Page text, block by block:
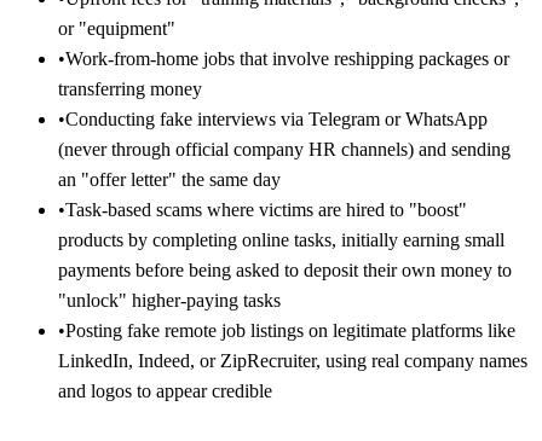
or "equipment"
•Work-from-home jobs that involve reshipping packages or
transferring money
•Conducting fake interviews via Telegram or WhatsApp
(never through official company HR channels) and sending
an "offer letter" the same day
•Task-based scams where victims are hired to "boost"
products by completing online tasks, initially earning small
payments before being asked to deposit their own money to
"unlock" higher-paying tasks
•Posting fake remote job listings on legitimate platforms like
LinkedIn, Indeed, or ZipRecruiter, using real company names
and logos to appear credible